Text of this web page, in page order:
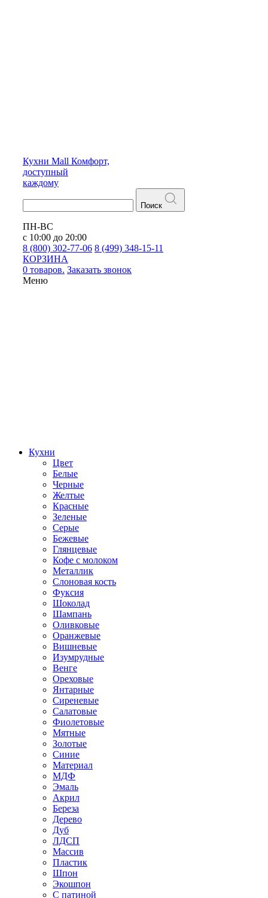
Кухни Mall Комфорт,
доступный
каждому
Поиск
ПН-ВС
с 10:00 до 20:00
8 (800) 302-77-06 8 (499) 348-15-11
КОРЗИНА
0 товаров. Заказать звонок
Меню
Кухни
Цвет
Белые
Черные
Желтые
Красные
Зеленые
Серые
Бежевые
Глянцевые
Кофе с молоком
Металлик
Слоновая кость
Фуксия
Шоколад
Шампань
Оливковые
Оранжевые
Вишневые
Изумрудные
Венге
Ореховые
Янтарные
Сиреневые
Салатовые
Фиолетовые
Мятные
Золотые
Синие
Материал
МДФ
Эмаль
Акрил
Береза
Дерево
Дуб
ЛДСП
Массив
Пластик
Шпон
Экошпон
С патиной